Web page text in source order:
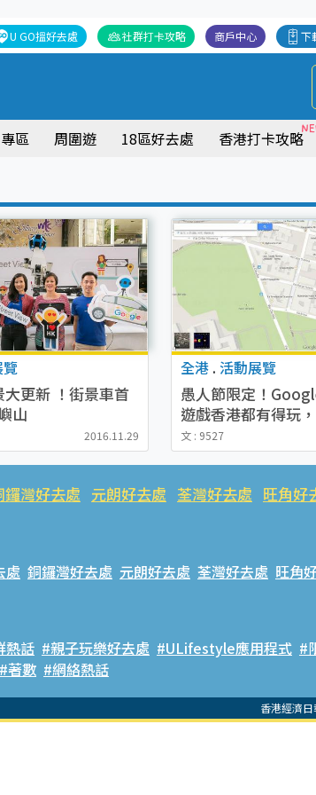
下
商戶中心
社群打卡攻略
U GO搵好去處
區 周圍遊 18區好去處 香港打卡攻略
更新 ！街景車首
山
2016.11.29
全港 . 活動展覽
愚人節限定！
遊戲香港都有得玩
藏城市，一起來破
文 : 9527
鑼灣好去處 元朗好去處 荃灣好去處 旺角好
處 銅鑼灣好去處 元朗好去處 荃灣好去處 旺角
熱話 #親子玩樂好去處 #ULifestyle應用程式 #
#著數 #網絡熱話
香港經濟